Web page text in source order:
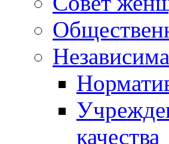
качества